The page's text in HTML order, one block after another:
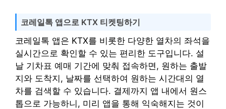
코레일톡 앱으로 KTX 티켓팅하기
코레일톡 앱은 KTX를 비롯한 다양한 열차의 좌석을
실시간으로 확인할 수 있는 편리한 도구입니다. 설
날 기차표 예매 기간에 맞춰 접속하면, 원하는 출발
지와 도착지, 날짜를 선택하여 원하는 시간대의 열
차를 검색할 수 있습니다. 결제까지 앱 내에서 원스
톱으로 가능하니, 미리 앱을 통해 익숙해지는 것이